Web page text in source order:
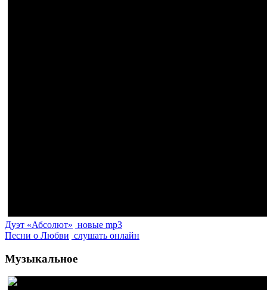
Дуэт «Абсолют» новые mp3
Песни о Любви слушать онлайн
Музыкальное